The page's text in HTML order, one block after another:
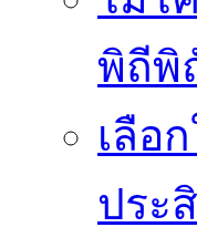
พิถีพิ
เลือ
ประ